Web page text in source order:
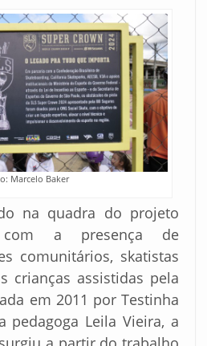
Marcelo Baker
na quadra do projeto
a presença de
comunitários, skatistas
crianças assistidas pela
em 2011 por Testinha
pedagoga Leila Vieira, a